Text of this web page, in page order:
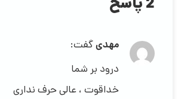
2 پاسخ
مهدیگفت:
درود بر شما
خداقوت ، عالی حرف نداری